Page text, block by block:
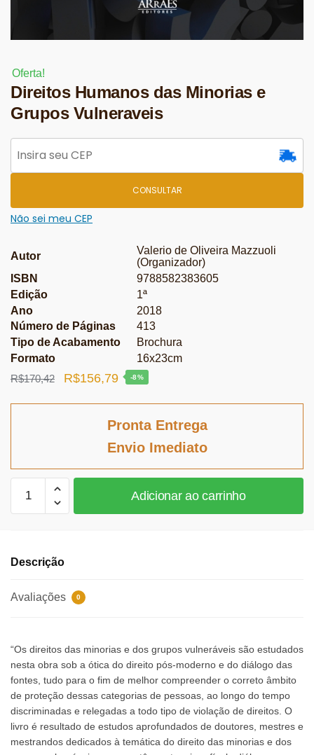
Oferta!
Direitos Humanos das Minorias e
Grupos Vulneraveis
CONSULTAR
Não sei meu CEP
Autor
Valerio de Oliveira Mazzuoli
(Organizador)
ISBN
9788582383605
Edição
1ª
Ano
2018
Número de Páginas
413
Tipo de Acabamento
Brochura
Formato
16x23cm
R$170,42
O
R$156,79O
atual
-8%
Pronta Entrega
Envio Imediato
Humanos
Grupos
quantidade
Adicionar ao carrinho
Descrição
Avaliações 0
“Os direitos das minorias e dos grupos vulneráveis são estudados
nesta obra sob a ótica do direito pós-moderno e do diálogo das
fontes, tudo para o fim de melhor compreender o correto âmbito
de proteção dessas categorias de pessoas, ao longo do tempo
discriminadas e relegadas a todo tipo de violação de direitos. O
livro é resultado de estudos aprofundados de doutores, mestres e
mestrandos dedicados à temática do direito das minorias e dos